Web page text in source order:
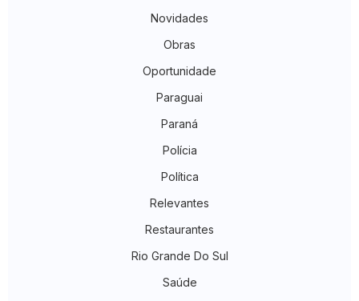
Novidades
Obras
Oportunidade
Paraguai
Paraná
Polícia
Política
Relevantes
Restaurantes
Rio Grande Do Sul
Saúde